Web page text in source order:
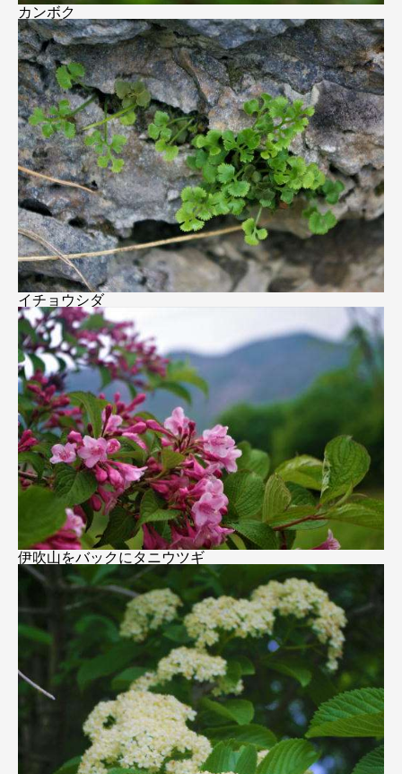
カンボク
イチョウシダ
伊吹山をバックにタニウツギ